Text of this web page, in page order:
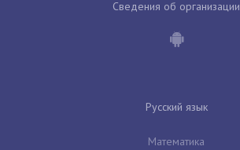
Сведения об организации
Русский язык
Математика